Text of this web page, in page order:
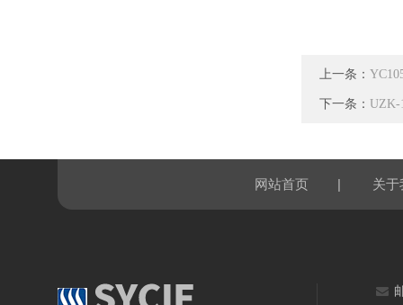
上一条：
下一条： UZK-
网站首页 | 关于